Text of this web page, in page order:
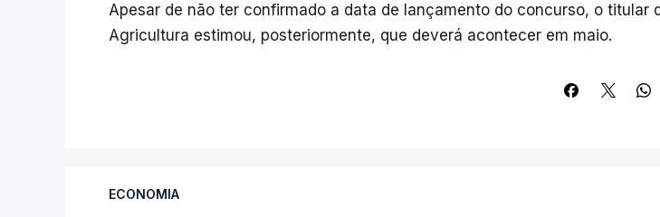
Apesar de não ter confirmado a data de lançamento do concurso, o titular
Agricultura estimou, posteriormente, que deverá acontecer em maio.
ECONOMIA